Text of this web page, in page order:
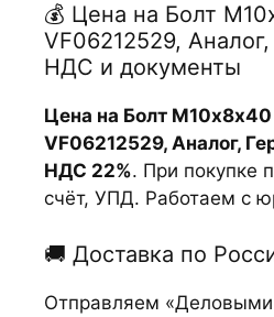
💰 Цена на Болт
VF06212529,
НДС и документы
Цена на Болт
VF06212529, Аналог,
НДС 22%. При покупке
счёт, УПД. Работаем с
🚚 Доставка по
Отправляем